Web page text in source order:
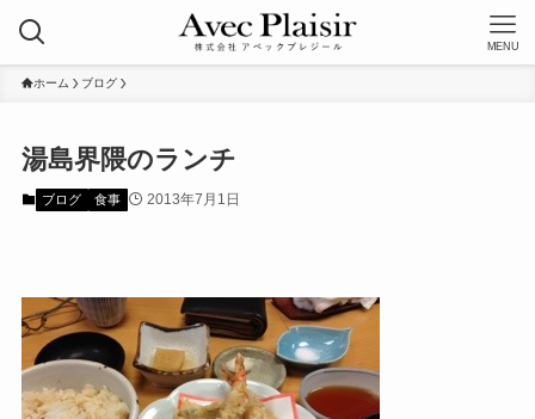
MENU
ホーム ブログ
湯島界隈のランチ
ブログ 食事 2013年7月1日